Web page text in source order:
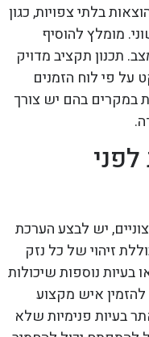
בלתי צפויות, כגון
מומלץ להוסיף
תכנון תקציב מדויק
על פי לוח הזמנים
במקרים בהם יש צורך
יש לבצע הערכת
זיהוי של כל נזק
בעיות נוספות שיכולות
איש מקצוע
בעיות פנימיות שלא